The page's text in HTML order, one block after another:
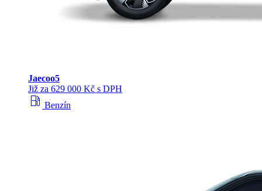
Jaecoo5
Již za 629 000 Kč s DPH
local_gas_station Benzín